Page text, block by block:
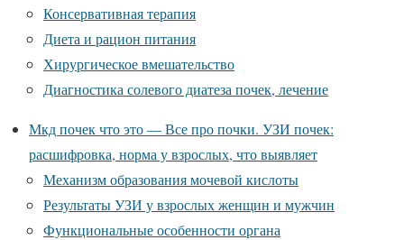
Консервативная терапия
Диета и рацион питания
Хирургическое вмешательство
Диагностика солевого диатеза почек, лечение
Мкд почек что это — Все про почки. УЗИ почек:
расшифровка, норма у взрослых, что выявляет
Механизм образования мочевой кислоты
Результаты УЗИ у взрослых женщин и мужчин
Функциональные особенности органа